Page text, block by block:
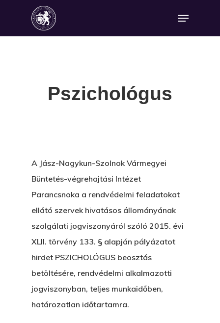
Pszichológus
A Jász-Nagykun-Szolnok Vármegyei
Büntetés-végrehajtási Intézet
Parancsnoka a rendvédelmi feladatokat
ellátó szervek hivatásos állományának
szolgálati jogviszonyáról szóló 2015. évi
XLII. törvény 133. § alapján pályázatot
hirdet PSZICHOLÓGUS beosztás
betöltésére, rendvédelmi alkalmazotti
jogviszonyban, teljes munkaidőben,
határozatlan időtartamra.